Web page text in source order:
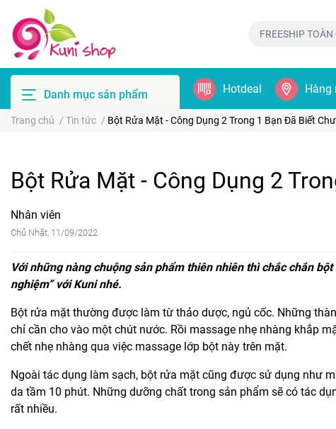
Danh mục sản phẩm Hotdeal Hàng
Trang chủ / Tin tức / Bột Rửa Mặt - Công Dụng 2 Trong 1 Bạn Đã Biết
Bột Rửa Mặt - Công Dụng 2
Nhân viên
Chủ Nhật, 11/09/2022
Với những nàng chuộng sản phẩm thiên nhiên thì chắc chắn
nghiệm” với Kuni nhé.
Bột rửa mặt thường được làm từ thảo dược, ngủ cốc. Những
chỉ cần cho vào một chút nước. Rồi massage nhẹ nhàng khắp
chết nhẹ nhàng qua việc massage lớp bột này trên mặt.
Ngoài tác dụng làm sạch, bột rửa mặt cũng được sử dụng như
da tầm 10 phút. Những dưỡng chất trong sản phẩm sẽ có tác
rất nhiều.